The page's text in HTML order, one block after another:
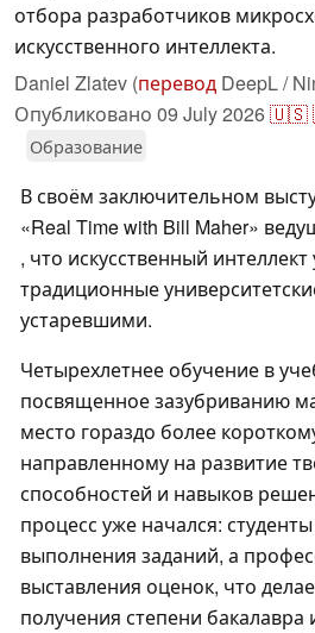
отбора разработчиков
искусственного интеллекта.
Daniel Zlatev (перевод DeepL /
Опубликовано 09 July 2026🇺🇸
Образование
В своём заключительном
«Real Time with Bill Maher»
, что искусственный
традиционные
устаревшими.
Четырехлетнее обучение в
посвященное зазубриванию
место гораздо более
направленному на развитие
способностей и навыков
процесс уже начался:
выполнения заданий, а
выставления оценок, что
получения степени бакалавра